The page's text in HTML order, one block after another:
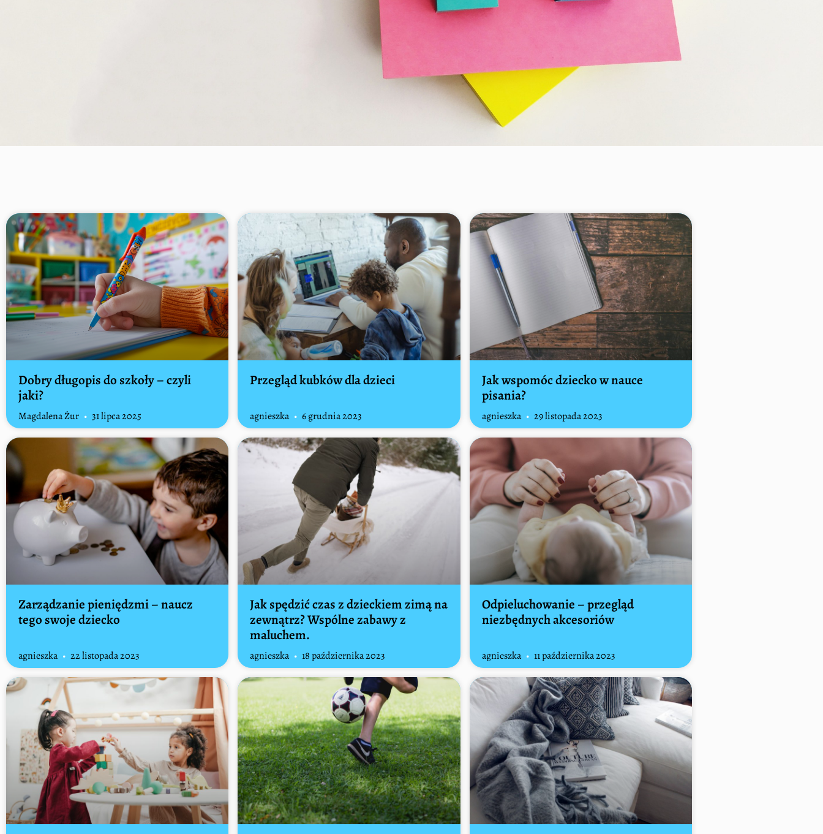
Dobry długopis do szkoły – czyli
jaki?
Magdalena Żur 31 lipca 2025
Przegląd kubków dla dzieci
agnieszka 6 grudnia 2023
Jak wspomóc dziecko w nauce
pisania?
agnieszka 29 listopada 2023
Zarządzanie pieniędzmi – naucz
tego swoje dziecko
agnieszka 22 listopada 2023
Jak spędzić czas z dzieckiem zimą na
zewnątrz? Wspólne zabawy z
maluchem.
agnieszka 18 października 2023
Odpieluchowanie – przegląd
niezbędnych akcesoriów
agnieszka 11 października 2023